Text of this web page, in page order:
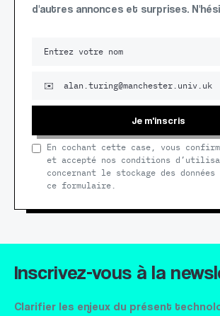
d'autres annonces et surprises.
Je m'inscris
En cochant cette case, vous
et accepté nos conditions
concernant le stockage des données
ce formulaire.
Inscrivez-vous à la
Clarifier les enjeux du présent